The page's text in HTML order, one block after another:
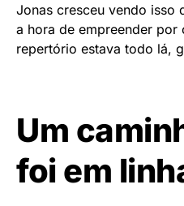
Jonas cresceu vendo isso
a hora de empreender por
repertório estava todo lá,
Um
foi em